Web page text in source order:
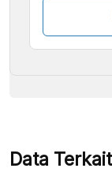
Data Terkait